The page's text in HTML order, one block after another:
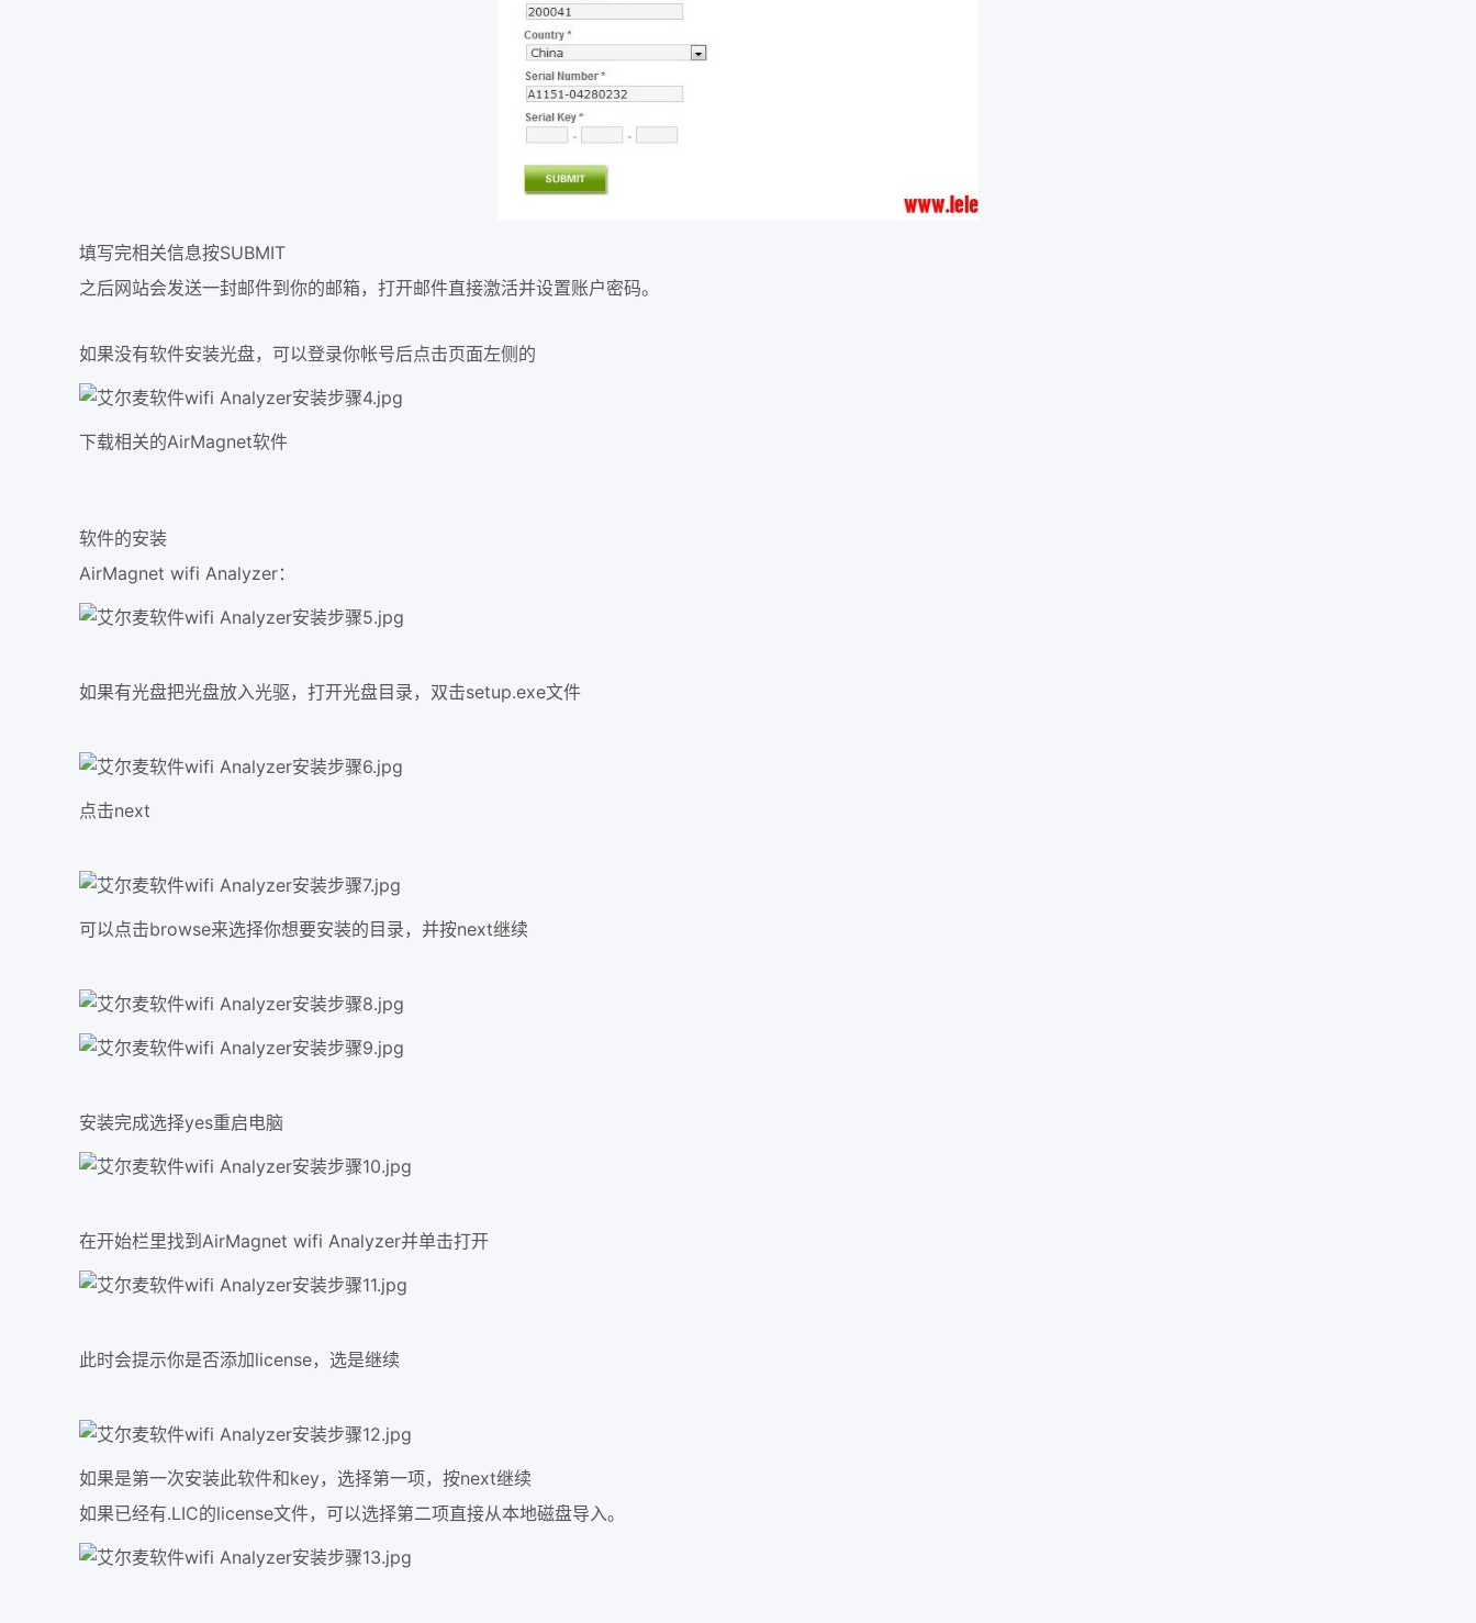
填写完相关信息按SUBMIT
之后网站会发送一封邮件到你的邮箱，打开邮件直接激活并设置账户密码。
如果没有软件安装光盘，可以登录你帐号后点击页面左侧的
下载相关的AirMagnet软件
软件的安装
AirMagnet wifi Analyzer：
如果有光盘把光盘放入光驱，打开光盘目录，双击setup.exe文件
点击next
可以点击browse来选择你想要安装的目录，并按next继续
安装完成选择yes重启电脑
在开始栏里找到AirMagnet wifi Analyzer并单击打开
此时会提示你是否添加license，选是继续
如果是第一次安装此软件和key，选择第一项，按next继续
如果已经有.LIC的license文件，可以选择第二项直接从本地磁盘导入。